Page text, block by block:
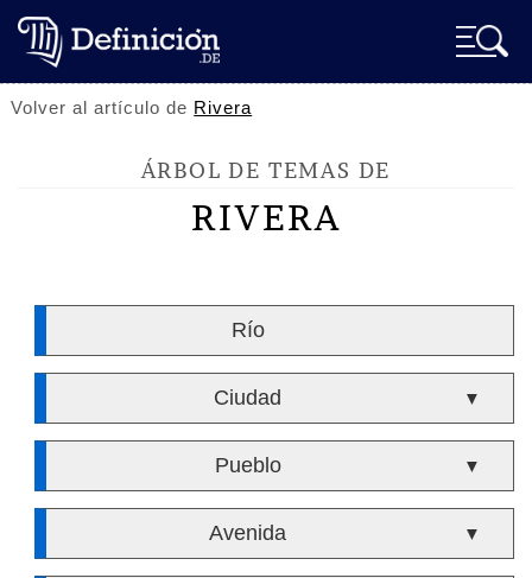
Volver al artículo de Rivera
ÁRBOL DE TEMAS DE
RIVERA
Río
Ciudad ▼
Pueblo ▼
Avenida ▼